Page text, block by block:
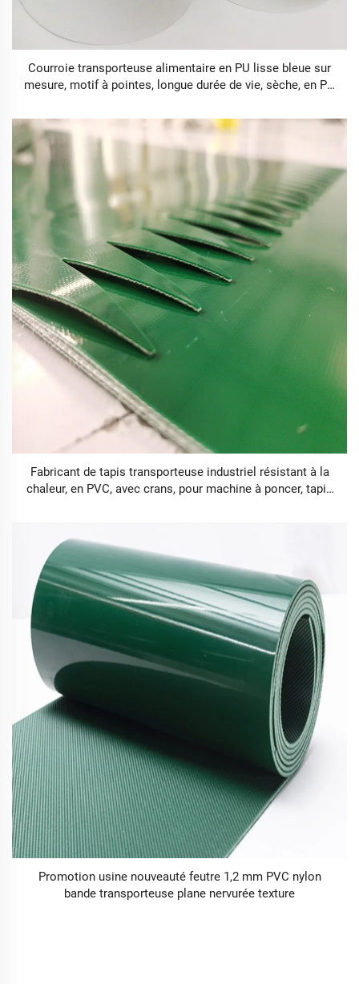
Courroie transporteuse alimentaire en PU lisse bleue sur
mesure, motif à pointes, longue durée de vie, sèche, en PU
Fabricant de tapis transporteuse industriel résistant à la
chaleur, en PVC, avec crans, pour machine à poncer, tapis
Promotion usine nouveauté feutre 1,2 mm PVC nylon
bande transporteuse plane nervurée texture